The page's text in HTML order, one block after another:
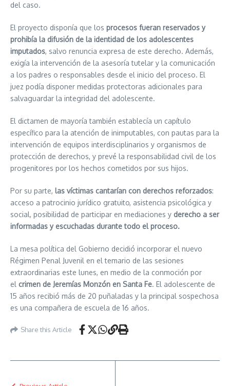
del caso.
El proyecto disponía que los procesos fueran reservados y
prohibía la difusión de la identidad de los adolescentes
imputados, salvo renuncia expresa de este derecho. Además,
exigía la intervención de la asesoría tutelar y la comunicación
a los padres o responsables desde el inicio del proceso. El
juez podía disponer medidas protectoras adicionales para
salvaguardar la integridad del adolescente.
El dictamen de mayoría también establecía un capítulo
específico para la atención de inimputables, con pautas para la
intervención de equipos interdisciplinarios y organismos de
protección de derechos, y prevé la responsabilidad civil de los
progenitores por los hechos cometidos por sus hijos.
Por su parte, las víctimas cantarían con derechos reforzados:
acceso a patrocinio jurídico gratuito, asistencia psicológica y
social, posibilidad de participar en mediaciones y derecho a ser
informadas y escuchadas durante todo el proceso.
La mesa política del Gobierno decidió incorporar el nuevo
Régimen Penal Juvenil en el temario de las sesiones
extraordinarias este lunes, en medio de la conmoción por
el crimen de Jeremías Monzón en Santa Fe. El adolescente de
15 años recibió más de 20 puñaladas y la principal sospechosa
es una compañera de escuela de 16 años.
Share this Article